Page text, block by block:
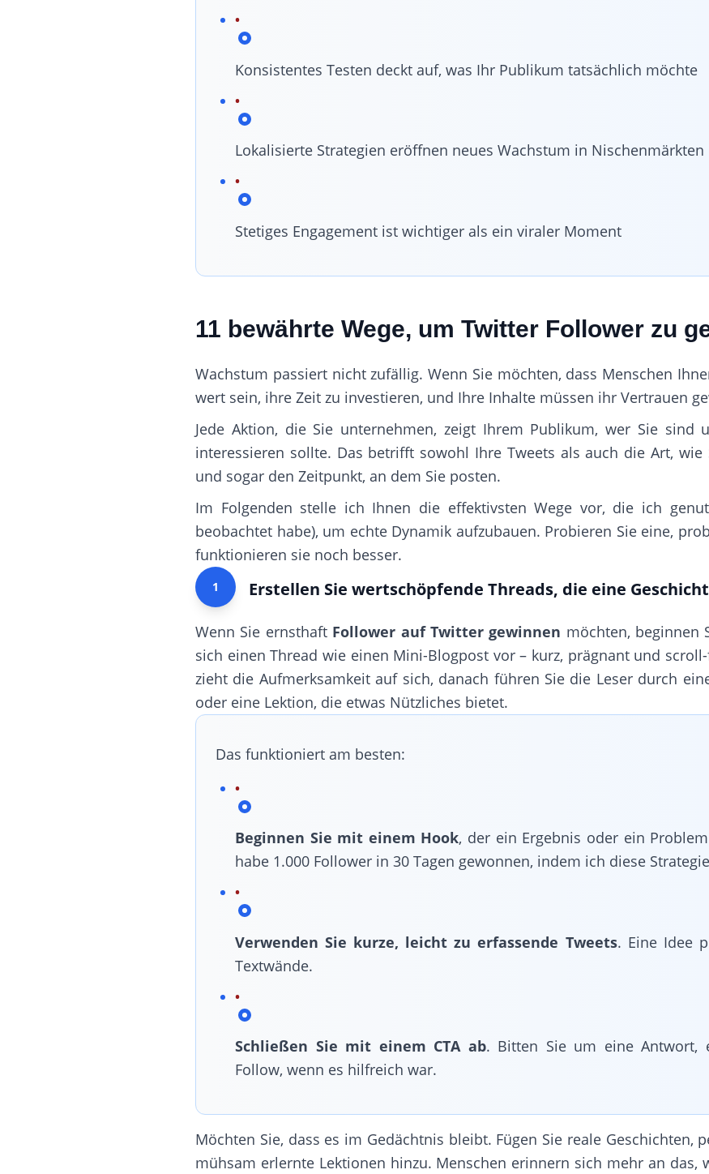
Konsistentes Testen deckt auf, was Ihr Publikum tatsächlich möchte
Lokalisierte Strategien eröffnen neues Wachstum in Nischenmärkten
Stetiges Engagement ist wichtiger als ein viraler Moment
11 bewährte Wege, um Twitter Follower zu
Wachstum passiert nicht zufällig. Wenn Sie möchten, dass Menschen
wert sein, ihre Zeit zu investieren, und Ihre Inhalte müssen ihr Vertrauen
Jede Aktion, die Sie unternehmen, zeigt Ihrem Publikum, wer Sie
interessieren sollte. Das betrifft sowohl Ihre Tweets als auch die Art,
und sogar den Zeitpunkt, an dem Sie posten.
Im Folgenden stelle ich Ihnen die effektivsten Wege vor, die ich
beobachtet habe), um echte Dynamik aufzubauen. Probieren Sie eine,
funktionieren sie noch besser.
1 Erstellen Sie wertschöpfende Threads, die eine
Wenn Sie ernsthaft Follower auf Twitter gewinnen möchten, beginnen
sich einen Thread wie einen Mini-Blogpost vor – kurz, prägnant und
zieht die Aufmerksamkeit auf sich, danach führen Sie die Leser durch
oder eine Lektion, die etwas Nützliches bietet.
Das funktioniert am besten:
Beginnen Sie mit einem Hook, der ein Ergebnis oder ein
habe 1.000 Follower in 30 Tagen gewonnen, indem ich diese
Verwenden Sie kurze, leicht zu erfassende Tweets. Eine Idee
Textwände.
Schließen Sie mit einem CTA ab. Bitten Sie um eine Antwort,
Follow, wenn es hilfreich war.
Möchten Sie, dass es im Gedächtnis bleibt. Fügen Sie reale Geschichten,
mühsam erlernte Lektionen hinzu. Menschen erinnern sich mehr an das,